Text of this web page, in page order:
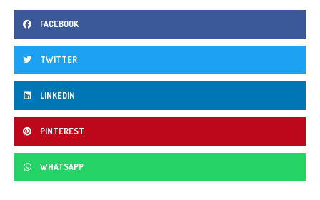
FACEBOOK
TWITTER
LINKEDIN
PINTEREST
WHATSAPP